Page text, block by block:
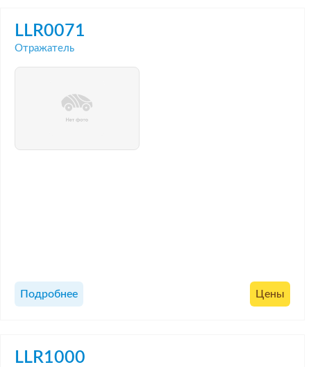
LLR0071
Отражатель
Подробнее Цены
LLR1000